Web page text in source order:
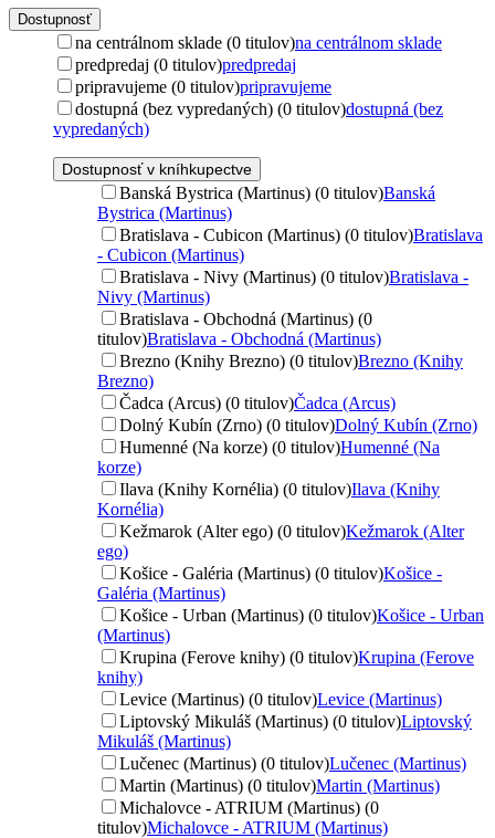
Dostupnosť
na centrálnom sklade (0 titulov)na centrálnom sklade
predpredaj (0 titulov)predpredaj
pripravujeme (0 titulov)pripravujeme
dostupná (bez vypredaných) (0 titulov)dostupná (bez
vypredaných)
Dostupnosť v kníhkupectve
Banská Bystrica (Martinus) (0 titulov)Banská
Bystrica (Martinus)
Bratislava - Cubicon (Martinus) (0 titulov)Bratislava
- Cubicon (Martinus)
Bratislava - Nivy (Martinus) (0 titulov)Bratislava -
Nivy (Martinus)
Bratislava - Obchodná (Martinus) (0
titulov)Bratislava - Obchodná (Martinus)
Brezno (Knihy Brezno) (0 titulov)Brezno (Knihy
Brezno)
Čadca (Arcus) (0 titulov)Čadca (Arcus)
Dolný Kubín (Zrno) (0 titulov)Dolný Kubín (Zrno)
Humenné (Na korze) (0 titulov)Humenné (Na
korze)
Ilava (Knihy Kornélia) (0 titulov)Ilava (Knihy
Kornélia)
Kežmarok (Alter ego) (0 titulov)Kežmarok (Alter
ego)
Košice - Galéria (Martinus) (0 titulov)Košice -
Galéria (Martinus)
Košice - Urban (Martinus) (0 titulov)Košice - Urban
(Martinus)
Krupina (Ferove knihy) (0 titulov)Krupina (Ferove
knihy)
Levice (Martinus) (0 titulov)Levice (Martinus)
Liptovský Mikuláš (Martinus) (0 titulov)Liptovský
Mikuláš (Martinus)
Lučenec (Martinus) (0 titulov)Lučenec (Martinus)
Martin (Martinus) (0 titulov)Martin (Martinus)
Michalovce - ATRIUM (Martinus) (0
titulov)Michalovce - ATRIUM (Martinus)